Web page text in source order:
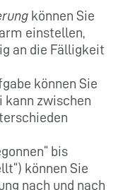
können Sie
einstellen,
an die Fälligkeit
können Sie
kann zwischen
bis
können Sie
nach und nach